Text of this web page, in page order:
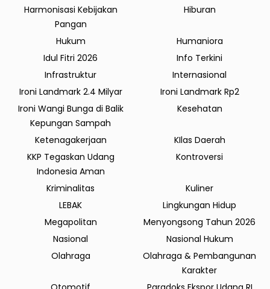
Harmonisasi Kebijakan
Pangan
Hiburan
Hukum
Humaniora
Idul Fitri 2026
Info Terkini
Infrastruktur
Internasional
Ironi Landmark 2.4 Milyar
Ironi Landmark Rp2
Ironi Wangi Bunga di Balik
Kepungan Sampah
Kesehatan
Ketenagakerjaan
KIlas Daerah
KKP Tegaskan Udang
Indonesia Aman
Kontroversi
Kriminalitas
Kuliner
LEBAK
Lingkungan Hidup
Megapolitan
Menyongsong Tahun 2026
Nasional
Nasional Hukum
Olahraga
Olahraga & Pembangunan
Karakter